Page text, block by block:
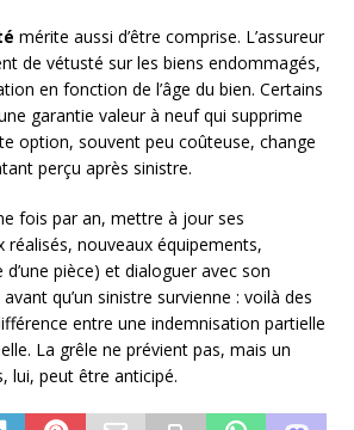
mérite aussi d’être comprise. L’assureur
de vétusté sur les biens endommagés,
en fonction de l’âge du bien. Certains
garantie valeur à neuf qui supprime
option, souvent peu coûteuse, change
perçu après sinistre.
fois par an, mettre à jour ses
réalisés, nouveaux équipements,
d’une pièce) et dialoguer avec son
qu’un sinistre survienne : voilà des
entre une indemnisation partielle
La grêle ne prévient pas, mais un
lui, peut être anticipé.